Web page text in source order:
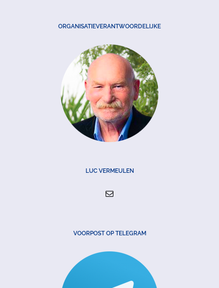
ORGANISATIEVERANTWOORDELIJKE
LUC VERMEULEN
VOORPOST OP TELEGRAM